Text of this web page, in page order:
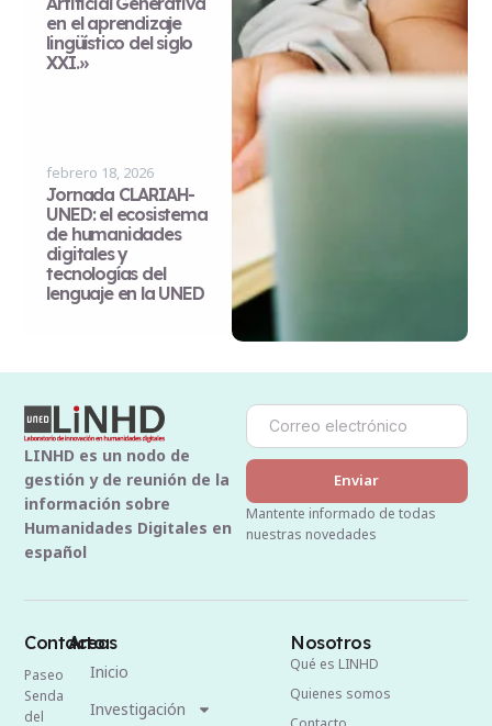
en el aprendizaje
lingüístico del siglo
XXI.»
febrero 18, 2026
Jornada CLARIAH-
UNED: el ecosistema
de humanidades
digitales y
tecnologías del
lenguaje en la UNED
LINHD es un nodo de
gestión y de reunión de la
información sobre
Humanidades Digitales en
español
Enviar
Mantente informado de todas
nuestras novedades
Contacto
Paseo
Senda
del
Areas
Inicio
Investigación
Nosotros
Qué es LINHD
Quienes somos